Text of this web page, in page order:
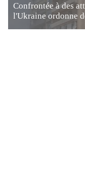
Confrontée à des
l'Ukraine ordonne